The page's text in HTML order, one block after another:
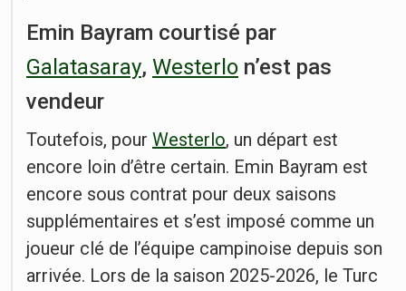
Emin Bayram courtisé par
Galatasaray, Westerlo n’est pas
vendeur
Toutefois, pour Westerlo, un départ est
encore loin d’être certain. Emin Bayram est
encore sous contrat pour deux saisons
supplémentaires et s’est imposé comme un
joueur clé de l’équipe campinoise depuis son
arrivée. Lors de la saison 2025-2026, le Turc